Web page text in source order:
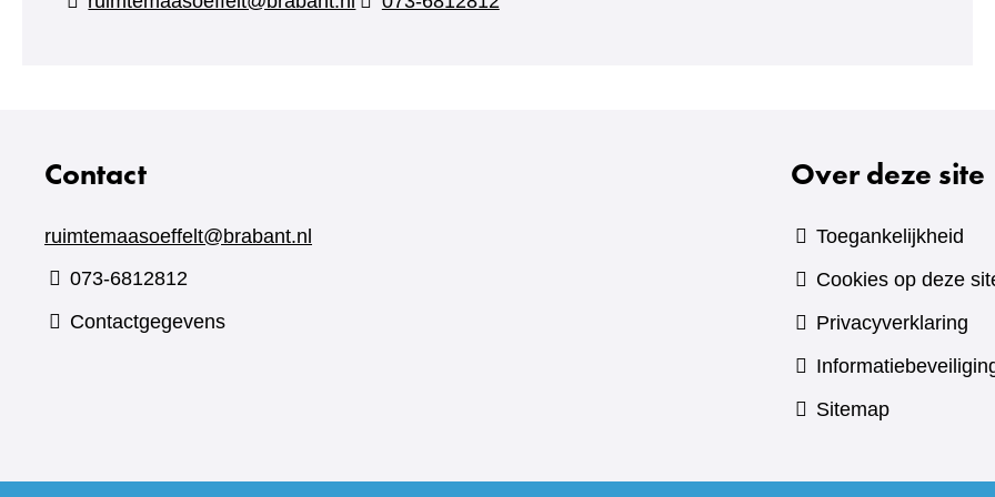
Contact
ruimtemaasoeffelt@brabant.nl
073-6812812
Contactgegevens
Over deze site
Toegankelijkheid
Cookies op deze
Privacyverklaring
Sitemap